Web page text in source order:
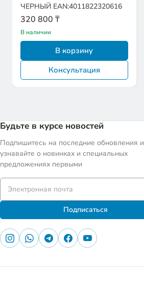
ЧЕРНЫЙ EAN:4011822320616
320 800 ₸
В наличии
В корзину
Консультация
Будьте в курсе новостей
Подпишитесь на последние обновления и
узнавайте о новинках и специальных
предложениях первыми
Подписаться